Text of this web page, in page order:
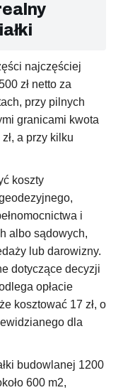
najczęściej
zł netto za
przy pilnych
granicami kwota
a przy kilku
koszty
i
albo sądowych,
lub darowizny.
dotyczące decyzji
opłacie
kosztować 17 zł, o
dla
budowlanej 1200
600 m2,